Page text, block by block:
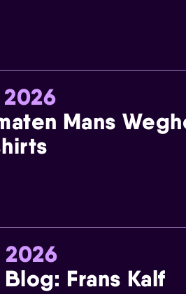
2026
Mans
2026
Blog: Frans Kalf